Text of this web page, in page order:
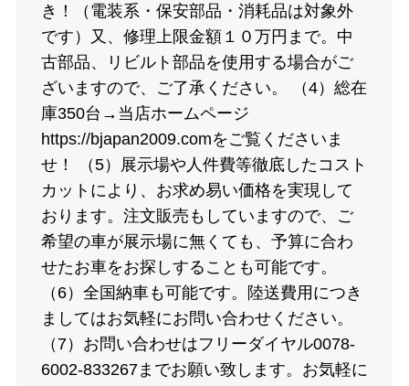
き！（電装系・保安部品・消耗品は対象外
です）又、修理上限金額１０万円まで。中
古部品、リビルト部品を使用する場合がご
ざいますので、ご了承ください。 （4）総在
庫350台→当店ホームページ
https://bjapan2009.comをご覧くださいま
せ！ （5）展示場や人件費等徹底したコスト
カットにより、お求め易い価格を実現して
おります。注文販売もしていますので、ご
希望の車が展示場に無くても、予算に合わ
せたお車をお探しすることも可能です。
（6）全国納車も可能です。陸送費用につき
ましてはお気軽にお問い合わせください。
（7）お問い合わせはフリーダイヤル0078-
6002-833267までお願い致します。お気軽に